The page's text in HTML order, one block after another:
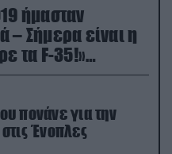
ήμασταν
– Σήμερα είναι η
τα F-35!»
πονάνε για την
Ένοπλες